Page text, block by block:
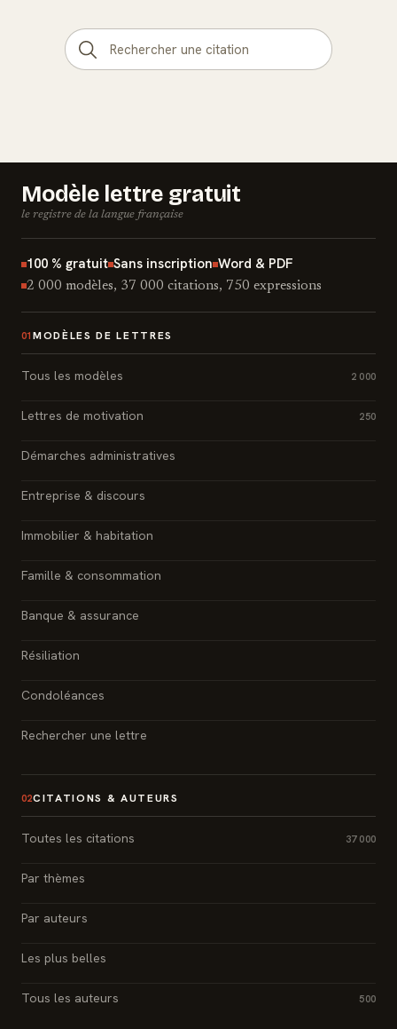
Modèle lettre gratuit
le registre de la langue française
100 % gratuit Sans inscription Word & PDF
2 000 modèles, 37 000 citations, 750 expressions
01 MODÈLES DE LETTRES
Tous les modèles 2 000
Lettres de motivation 250
Démarches administratives
Entreprise & discours
Immobilier & habitation
Famille & consommation
Banque & assurance
Résiliation
Condoléances
Rechercher une lettre
02CITATIONS & AUTEURS
Toutes les citations 37 000
Par thèmes
Par auteurs
Les plus belles
Tous les auteurs 500